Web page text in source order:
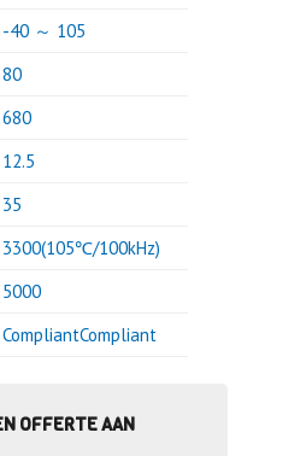
-40 ～ 105
80
680
12.5
35
3300(105℃/100kHz)
5000
CompliantCompliant
OFFERTE AAN